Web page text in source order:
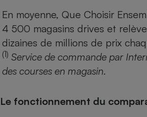
En moyenne, Que Choisir
4 500 magasins drives et
dizaines de millions de prix
(1) Service de commande par
des courses en magasin.
Le fonctionnement du